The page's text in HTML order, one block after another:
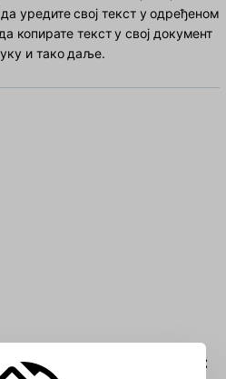
уредите свој текст у одређеном
копирате текст у свој документ
и тако даље.
знакова у поље: